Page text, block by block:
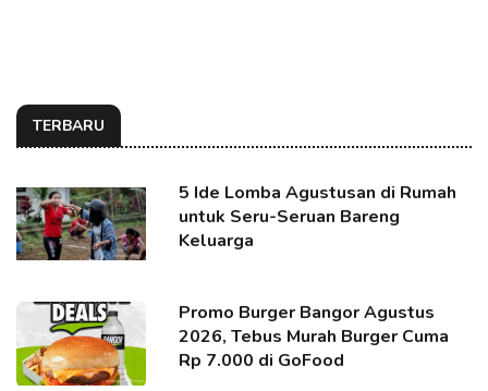
TERBARU
5 Ide Lomba Agustusan di Rumah
untuk Seru-Seruan Bareng
Keluarga
Promo Burger Bangor Agustus
2026, Tebus Murah Burger Cuma
Rp 7.000 di GoFood